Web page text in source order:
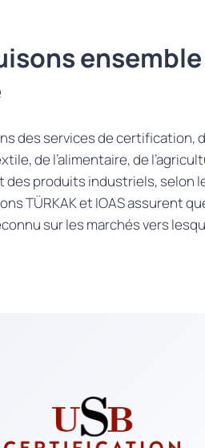
des services de certification,
de l’alimentaire, de
des produits industriels, selon
TÜRKAK et IOAS assurent
sur les marchés vers